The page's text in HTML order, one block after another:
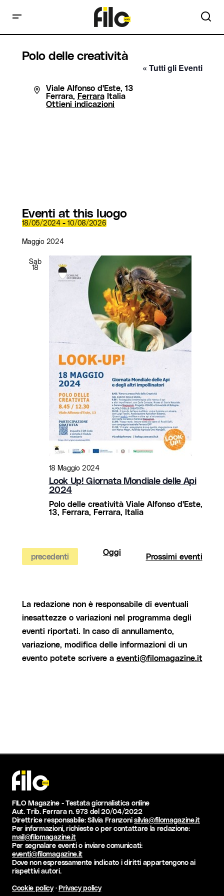
Polo delle creatività
« Tutti gli Eventi
Indirizzo
Viale Alfonso d'Este, 13
Ferrara, Ferrara Italia
Ottieni indicazioni
Eventi at this luogo
18/05/2024 - 10/08/2026
la
Maggio 2024
Sab
18
Look Up! Giornata Mondiale delle Api
2024
18 Maggio 2024
Polo delle creatività Viale Alfonso d'Este,
13, Ferrara, Ferrara, Italia
Eventi
precedenti Oggi Prossimi eventi
La redazione non è responsabile di eventuali
inesattezze o variazioni nel programma degli
eventi riportati. In caso di annullamento,
variazione, modifica delle informazioni di un
evento potete scrivere a eventi@filomagazine.it
FILO Magazine - Testata giornalistica online
Aut. Trib. Ferrara n. 973 del 20/04/2022
Direttrice responsabile: Silvia Franzonisilvia@filomagazine.it
Per informazioni, richieste o per contattare la redazione:
mail@filomagazine.it
Per segnalare eventi o inviare comunicati:
eventi@filomagazine.it
Dove non espressamente indicato i diritti appartengono ai
rispettivi autori.
Cookie policy·Privacy policy